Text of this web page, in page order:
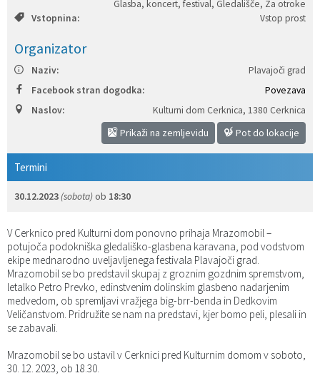
Glasba, koncert, festival, Gledališče, Za otroke
Vstopnina:
Vstop prost
Organizator
Naziv:
Plavajoči grad
Facebook stran dogodka:
Povezava
Naslov:
Kulturni dom Cerknica, 1380 Cerknica
Prikaži na zemljevidu Pot do lokacije
Termini
30.12.2023 (sobota) ob 18:30
V Cerknico pred Kulturni dom ponovno prihaja Mrazomobil –
potujoča podokniška gledališko-glasbena karavana, pod vodstvom
ekipe mednarodno uveljavljenega festivala Plavajoči grad.
Mrazomobil se bo predstavil skupaj z groznim gozdnim spremstvom,
letalko Petro Prevko, edinstvenim dolinskim glasbeno nadarjenim
medvedom, ob spremljavi vražjega big-brr-benda in Dedkovim
Veličanstvom. Pridružite se nam na predstavi, kjer bomo peli, plesali in
se zabavali.
Mrazomobil se bo ustavil v Cerknici pred Kulturnim domom v soboto,
30. 12. 2023, ob 18.30.
Katalog informacij javnega značaja
Vizitka občine
Predsedniki političnih strank
Služba za okolje in prostor
Služba za stanovanjsko dejavnost
Služba za civilno zaščito
Služba za družbene dejavnosti
Služba za gospodarstvo, turizem in kmetijstvo
Služba za šport
Služba za krajevne skupnosti
Občinski predpisi
Strategije in koncepti
Proračuni občine